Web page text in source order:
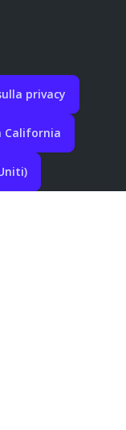
privacy
California